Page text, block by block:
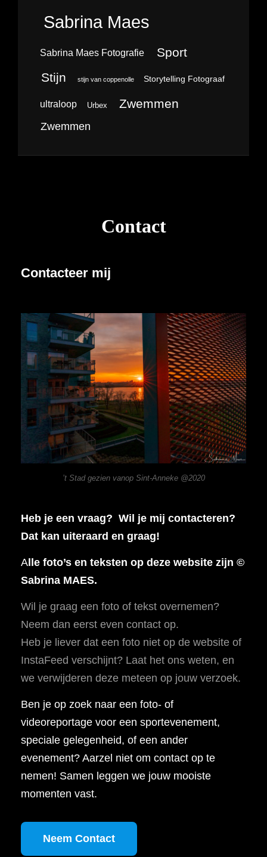
Sabrina Maes
Sabrina Maes Fotografie Sport
Stijn stijn van coppenolle Storytelling Fotograaf
ultraloop Urbex Zwemmen
Zwemmen
Contact
Contacteer mij
’t Stad gezien vanop Sint-Anneke @2020
Heb je een vraag? Wil je mij contacteren?
Dat kan uiteraard en graag!
A lle foto’s en teksten op deze website zijn ©
Sabrina MAES.
Wil je graag een foto of tekst overnemen?
Neem dan eerst even contact op.
Heb je liever dat een foto niet op de website of
InstaFeed verschijnt? Laat het ons weten, en
we verwijderen deze meteen op jouw verzoek.
Ben je op zoek naar een foto- of
videoreportage voor een sportevenement,
speciale gelegenheid, of een ander
evenement? Aarzel niet om contact op te
nemen! Samen leggen we jouw mooiste
momenten vast.
Neem Contact